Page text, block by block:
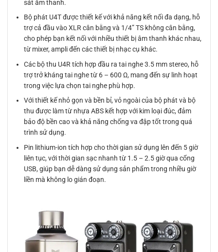
sát âm thanh.
Bộ phát U4T được thiết kế với khả năng kết nối đa dạng, hỗ
trợ cả đầu vào XLR cân bằng và 1/4” TS không cân bằng,
cho phép bạn kết nối với nhiều thiết bị âm thanh khác nhau,
từ mixer, ampli đến các thiết bị nhạc cụ khác.
Các bộ thu U4R tích hợp đầu ra tai nghe 3.5 mm stereo, hỗ
trợ trở kháng tai nghe từ 6 – 600 Ω, mang đến sự linh hoạt
trong việc lựa chọn tai nghe phù hợp.
Với thiết kế nhỏ gọn và bền bỉ, vỏ ngoài của bộ phát và bộ
thu được làm từ nhựa ABS kết hợp với kim loại đúc, đảm
bảo độ bền cao và khả năng chống va đập tốt trong quá
trình sử dụng.
Pin lithium-ion tích hợp cho thời gian sử dụng lên đến 5 giờ
liên tục, với thời gian sạc nhanh từ 1.5 – 2.5 giờ qua cổng
USB, giúp bạn dễ dàng sử dụng sản phẩm trong nhiều giờ
liền mà không lo gián đoạn.